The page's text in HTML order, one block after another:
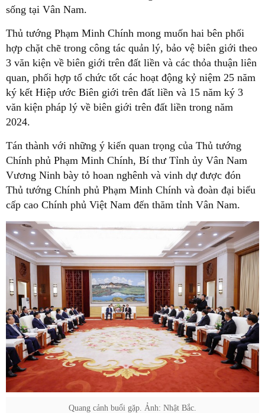
sống tại Vân Nam.
Thủ tướng Phạm Minh Chính mong muốn hai bên phối
hợp chặt chẽ trong công tác quản lý, bảo vệ biên giới theo
3 văn kiện về biên giới trên đất liền và các thỏa thuận liên
quan, phối hợp tổ chức tốt các hoạt động kỷ niệm 25 năm
ký kết Hiệp ước Biên giới trên đất liền và 15 năm ký 3
văn kiện pháp lý về biên giới trên đất liền trong năm
2024.
Tán thành với những ý kiến quan trọng của Thủ tướng
Chính phủ Phạm Minh Chính, Bí thư Tỉnh ủy Vân Nam
Vương Ninh bày tỏ hoan nghênh và vinh dự được đón
Thủ tướng Chính phủ Phạm Minh Chính và đoàn đại biểu
cấp cao Chính phủ Việt Nam đến thăm tỉnh Vân Nam.
Quang cảnh buổi gặp. Ảnh: Nhật Bắc.